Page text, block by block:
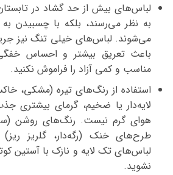
لباس‌های بیش از حد گشاد در
به نظر می‌رسند، بلکه با چسبیدن به
می‌شوند. لباس‌های خیلی تنگ نیز
باعث تعریق بیشتر و احساس
مناسب و کمی آزاد را فراموش نکنید.
استفاده از رنگ‌های تیره (مشکی،
لایه‌دار یا ضخیم، گرمای بیشتری
هوای گرم نیست. رنگ‌های روشن
طرح‌های خنک (رگه‌دار، گلریز
لباس‌های تک لایه و نازک با آستین
نشوید.